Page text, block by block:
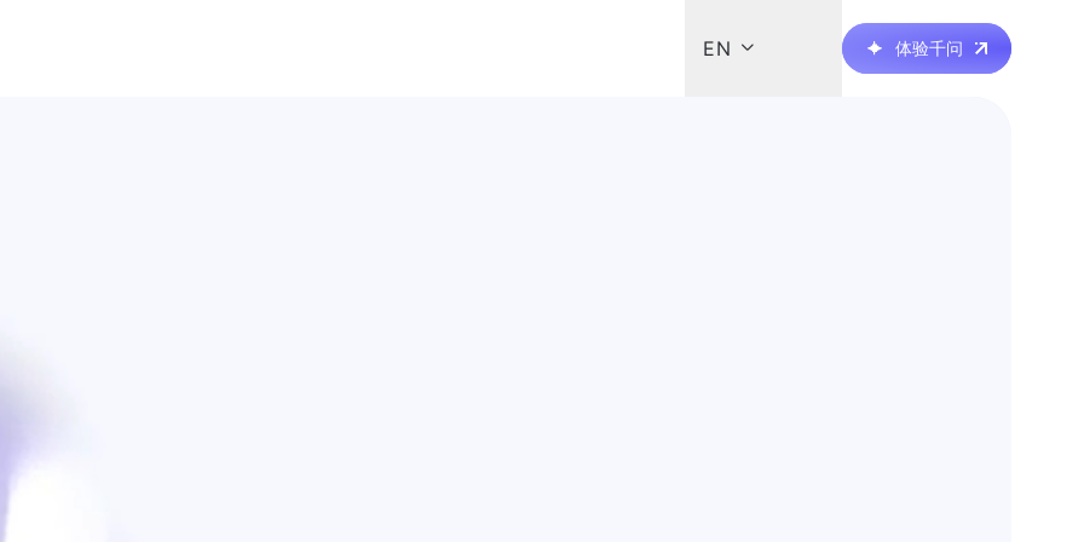
EN   体验千问